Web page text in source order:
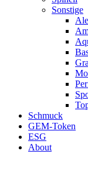
Sonstige
Schmuck
GEM-Token
ESG
About